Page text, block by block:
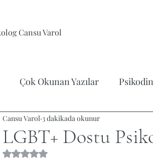
Cansu Varol
Çok Okunan Yazılar
EMDR Terapisi
LGBT+ Dostu
Cansu Varol 3 dakikada okunur
5 üzerinden NaN yıldız